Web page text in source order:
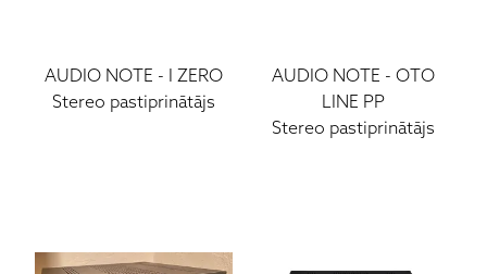
AUDIO NOTE - I ZERO
Stereo pastiprinātājs
AUDIO NOTE - OTO
LINE PP
Stereo pastiprinātājs